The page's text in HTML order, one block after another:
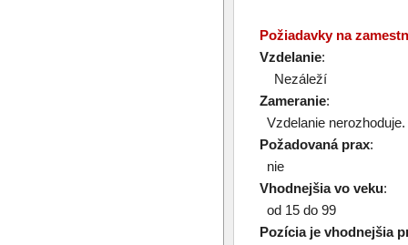
Požiadavky na
Vzdelanie:
Nezáleží
Zameranie:
Vzdelanie nerozhoduje.
Požadovaná prax:
nie
Vhodnejšia vo veku:
od 15 do 99
Pozícia je vhodnejšia